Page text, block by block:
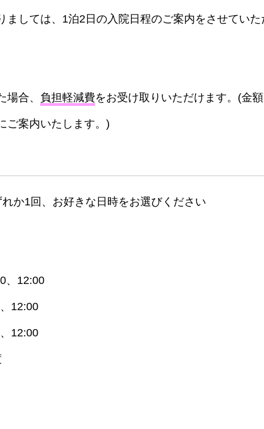
しては、1泊2日の入院日程のご案内をさせていた
合、 負担軽減費をお受け取りいただけます。(金
ご案内いたします。)
か1回、お好きな日時をお選びください
、12:00
12:00
12:00